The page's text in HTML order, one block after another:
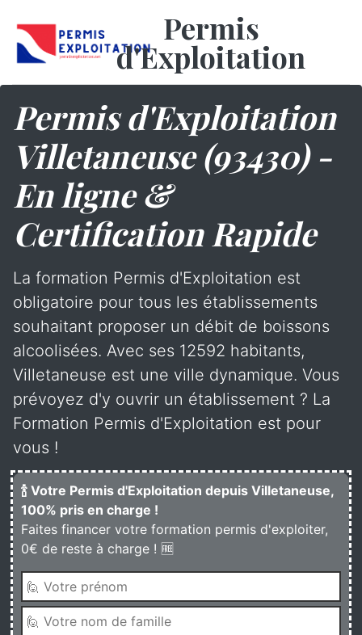
Permis
d'Exploitation
Permis d'Exploitation
Villetaneuse (93430) -
En ligne &
Certification Rapide
La formation Permis d'Exploitation est
obligatoire pour tous les établissements
souhaitant proposer un débit de boissons
alcoolisées. Avec ses 12592 habitants,
Villetaneuse est une ville dynamique. Vous
prévoyez d'y ouvrir un établissement ? La
Formation Permis d'Exploitation est pour
vous !
🍾 Votre Permis d'Exploitation depuis Villetaneuse,
100% pris en charge !
Faites financer votre formation permis d'exploiter,
0€ de reste à charge ! 🆓